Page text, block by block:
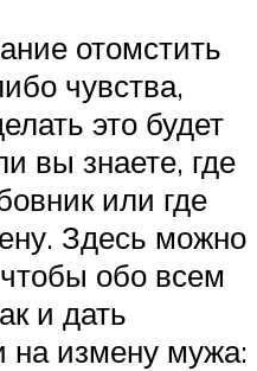
отомстить
чувства,
это будет
вы знаете, где
или где
Здесь можно
обо всем
и дать
на измену мужа: